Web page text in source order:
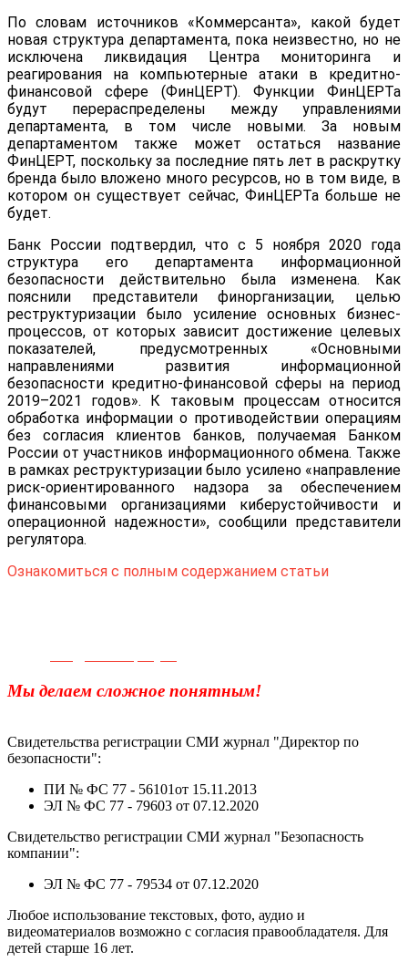
По словам источников «Коммерсанта», какой будет
новая структура департамента, пока неизвестно, но не
исключена ликвидация Центра мониторинга и
реагирования на компьютерные атаки в кредитно-
финансовой сфере (ФинЦЕРТ). Функции ФинЦЕРТа
будут перераспределены между управлениями
департамента, в том числе новыми. За новым
департаментом также может остаться название
ФинЦЕРТ, поскольку за последние пять лет в раскрутку
бренда было вложено много ресурсов, но в том виде, в
котором он существует сейчас, ФинЦЕРТа больше не
будет.
Банк России подтвердил, что с 5 ноября 2020 года
структура его департамента информационной
безопасности действительно была изменена. Как
пояснили представители финорганизации, целью
реструктуризации было усиление основных бизнес-
процессов, от которых зависит достижение целевых
показателей, предусмотренных «Основными
направлениями развития информационной
безопасности кредитно-финансовой сферы на период
2019–2021 годов». К таковым процессам относится
обработка информации о противодействии операциям
без согласия клиентов банков, получаемая Банком
России от участников информационного обмена. Также
в рамках реструктуризации было усилено «направление
риск-ориентированного надзора за обеспечением
финансовыми организациями киберустойчивости и
операционной надежности», сообщили представители
регулятора.
Ознакомиться с полным содержанием статьи
Мы делаем сложное понятным!
Свидетельства регистрации СМИ журнал "Директор по
безопасности":
ПИ № ФС 77 - 56101от 15.11.2013
ЭЛ № ФС 77 - 79603 от 07.12.2020
Свидетельство регистрации СМИ журнал "Безопасность
компании":
ЭЛ № ФС 77 - 79534 от 07.12.2020
Любое использование текстовых, фото, аудио и
видеоматериалов возможно с согласия правообладателя. Для
детей старше 16 лет.